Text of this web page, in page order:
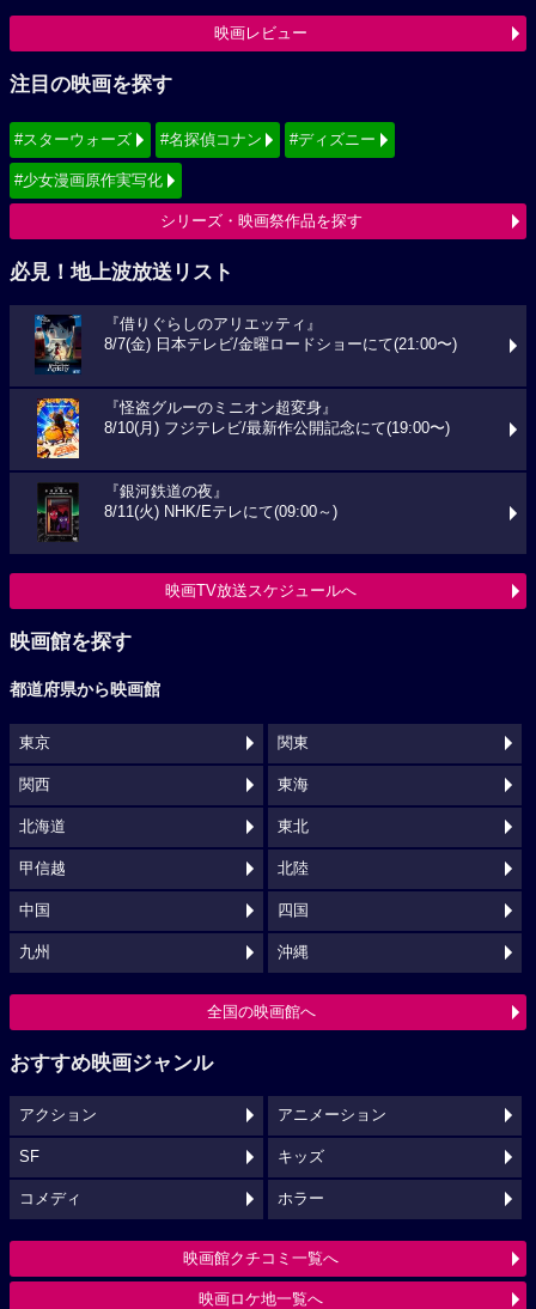
映画レビュー
注目の映画を探す
#スターウォーズ #名探偵コナン #ディズニー
#少女漫画原作実写化
シリーズ・映画祭作品を探す
必見！地上波放送リスト
『借りぐらしのアリエッティ』
8/7(金) 日本テレビ/金曜ロードショーにて(21:00〜)
『怪盗グルーのミニオン超変身』
8/10(月) フジテレビ/最新作公開記念にて(19:00〜)
『銀河鉄道の夜』
8/11(火) NHK/Eテレにて(09:00～)
映画TV放送スケジュールへ
映画館を探す
都道府県から映画館
東京 関東
関西 東海
北海道 東北
甲信越 北陸
中国 四国
九州 沖縄
全国の映画館へ
おすすめ映画ジャンル
アクション アニメーション
SF キッズ
コメディ ホラー
映画館クチコミ一覧へ
映画ロケ地一覧へ